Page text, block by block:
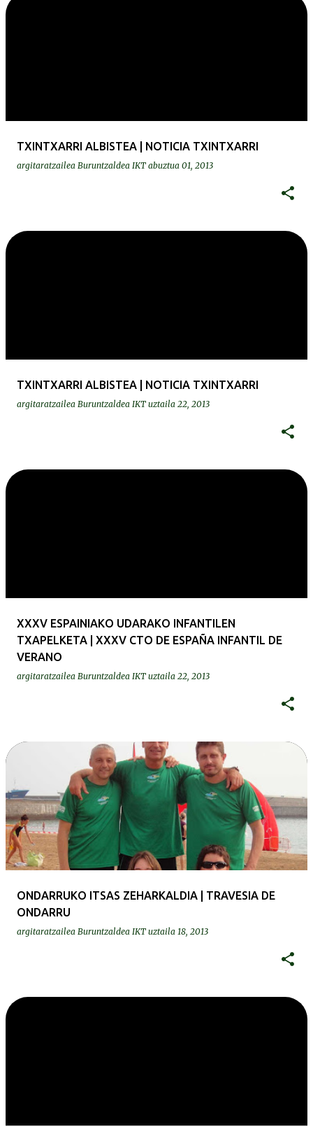
TXINTXARRI ALBISTEA | NOTICIA TXINTXARRI
argitaratzailea Buruntzaldea IKT abuztua 01, 2013
TXINTXARRI ALBISTEA | NOTICIA TXINTXARRI
argitaratzailea Buruntzaldea IKT uztaila 22, 2013
XXXV ESPAINIAKO UDARAKO INFANTILEN
TXAPELKETA | XXXV CTO DE ESPAÑA INFANTIL DE
VERANO
argitaratzailea Buruntzaldea IKT uztaila 22, 2013
ONDARRUKO ITSAS ZEHARKALDIA | TRAVESIA DE
ONDARRU
argitaratzailea Buruntzaldea IKT uztaila 18, 2013